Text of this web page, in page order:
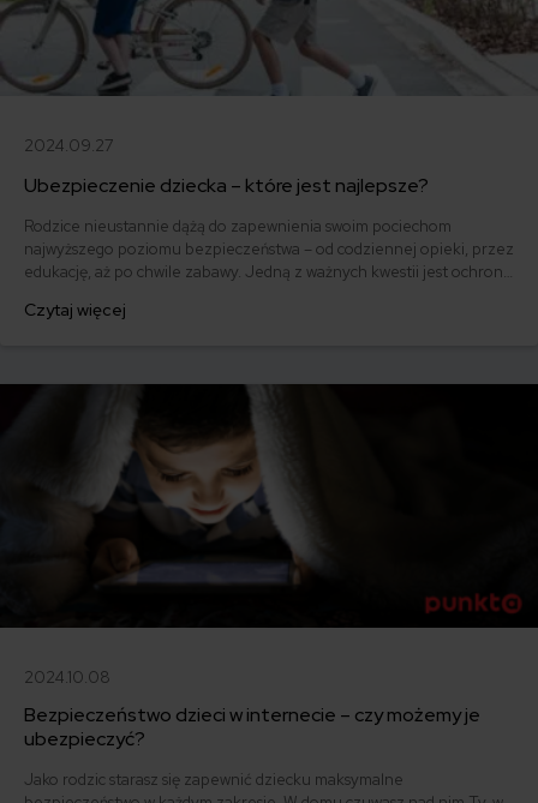
2024.09.27
Ubezpieczenie dziecka – które jest najlepsze?
Rodzice nieustannie dążą do zapewnienia swoim pociechom
najwyższego poziomu bezpieczeństwa – od codziennej opieki, przez
edukację, aż po chwile zabawy. Jedną z ważnych kwestii jest ochrona
choroby. Właśnie dlatego coraz więcej rodziców decyduje się na
Czytaj więcej
2024.10.08
Bezpieczeństwo dzieci w internecie – czy możemy je
ubezpieczyć?
Jako rodzic starasz się zapewnić dziecku maksymalne